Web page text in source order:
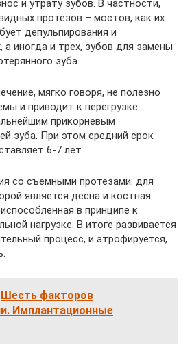
и утрату зубов. В частности,
протезов – мостов, как их
депульпирования и
а иногда и трех, зубов для замены
зуба.
мягко говоря, не полезно
и приводит к перегрузке
прикорневым
зуба. При этом средний срок
6-7 лет.
со съемными протезами: для
является десна и костная
в принципе к
нагрузке. В итоге развивается
процесс, и атрофируется,
Шесть факторов
Имплантационные